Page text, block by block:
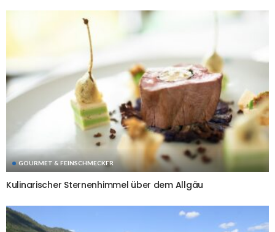
GOURMET & FEINSCHMECKER
Kulinarischer Sternenhimmel über dem Allgäu